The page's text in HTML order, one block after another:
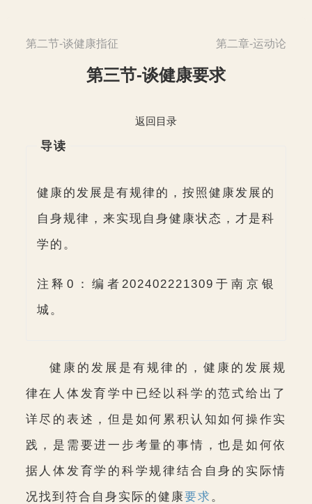
第二节-谈健康指征 第二章-运动论
第三节-谈健康要求
返回目录
导读
健康的发展是有规律的，按照健康发展的
自身规律，来实现自身健康状态，才是科
学的。
注释0：编者202402221309于南京银
城。
健康的发展是有规律的，健康的发展规
律在人体发育学中已经以科学的范式给出了
详尽的表述，但是如何累积认知如何操作实
践，是需要进一步考量的事情，也是如何依
据人体发育学的科学规律结合自身的实际情
况找到符合自身实际的健康要求 。